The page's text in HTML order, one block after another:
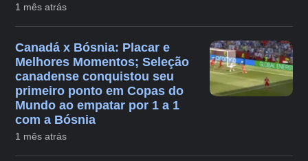
1 mês atrás
Canadá x Bósnia: Placar e
Melhores Momentos; Seleção
canadense conquistou seu
primeiro ponto em Copas do
Mundo ao empatar por 1 a 1
com a Bósnia
1 mês atrás